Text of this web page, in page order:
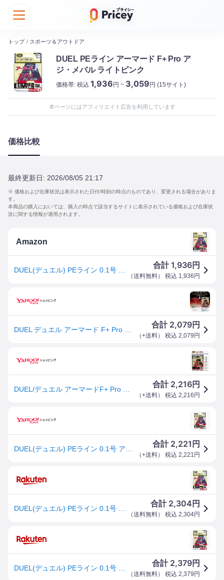
トップ / スポーツ＆アウトドア
DUEL PEライン アーマード F+ Pro ア
ジ・メバル ライトピンク
価格帯: 税込 1,936円 ~ 3,059円 (15サイト)
本ページにはアフィリエイト広告を利用しています
価格比較
最終更新日: 2026/08/05 21:17
※ 価格および在庫状況は表示された日付/時刻の時点のものであり、変更される場合がありま
す。
本商品の購入においては、購入の時点で該当するサイトに表示されている価格および在庫状
況に関する情報が適用されます。
Amazon
合計1,936円
（送料無料） 税込 1,936 円
合計 2,079円
（+送料） 税込 2,079 円
合計 2,216円
（+送料） 税込 2,216 円
合計 2,221 円
（+送料） 税込 2,221 円
合計 2,304 円
（送料無料） 税込 2,304円
合計 2,379円
（送料無料） 税込 2,379 円